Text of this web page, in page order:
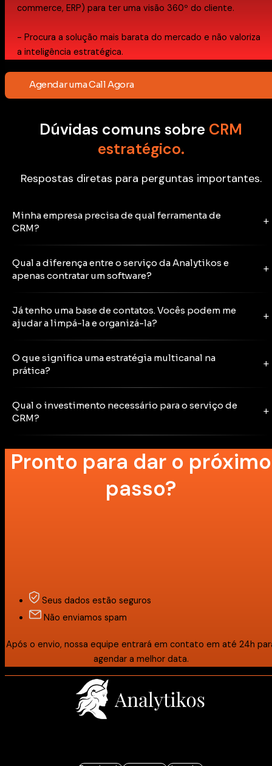
commerce, ERP) para ter uma visão 360º do cliente.
- Procura a solução mais barata do mercado e não valoriza
a inteligência estratégica.
Agendar uma Call Agora
Dúvidas comuns sobre CRM
estratégico.
Respostas diretas para perguntas importantes.
Minha empresa precisa de qual ferramenta de
CRM?
+
Qual a diferença entre o serviço da Analytikos e
apenas contratar um software?
+
Já tenho uma base de contatos. Vocês podem me
ajudar a limpá-la e organizá-la?
+
O que significa uma estratégia multicanal na
prática?
+
Qual o investimento necessário para o serviço de
CRM?
+
Pronto para dar o próximo
passo?
Seus dados estão seguros
Não enviamos spam
Após o envio, nossa equipe entrará em contato em até 24h
agendar a melhor data.